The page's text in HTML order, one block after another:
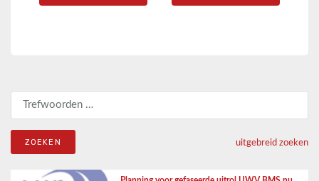
Zoeken naar:
uitgebreid zoeken